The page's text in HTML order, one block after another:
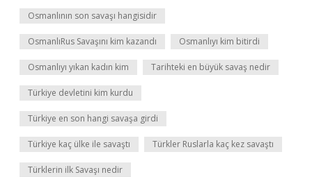
Osmanlının son savaşı hangisidir
OsmanlıRus Savaşını kim kazandı Osmanlıyı kim bitirdi
Osmanlıyı yıkan kadın kim Tarihteki en büyük savaş nedir
Türkiye devletini kim kurdu
Türkiye en son hangi savaşa girdi
Türkiye kaç ülke ile savaştı Türkler Ruslarla kaç kez savaştı
Türklerin ilk Savaşı nedir